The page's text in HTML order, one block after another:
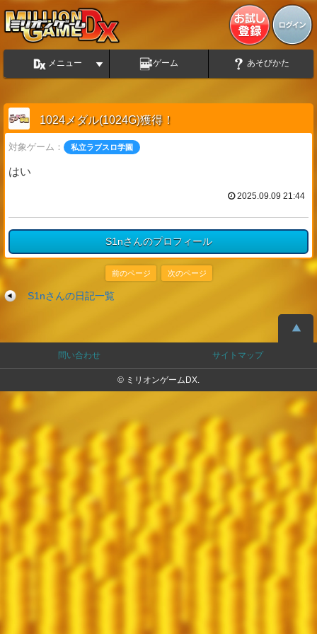
メニュー ゲーム あそびかた
1024メダル(1024G)獲得！
対象ゲーム： 私立ラブスロ学園
はい
2025.09.09 21:44
S1nさんのプロフィール
前のページ 次のページ
S1nさんの日記一覧
問い合わせ サイトマップ
© ミリオンゲームDX.